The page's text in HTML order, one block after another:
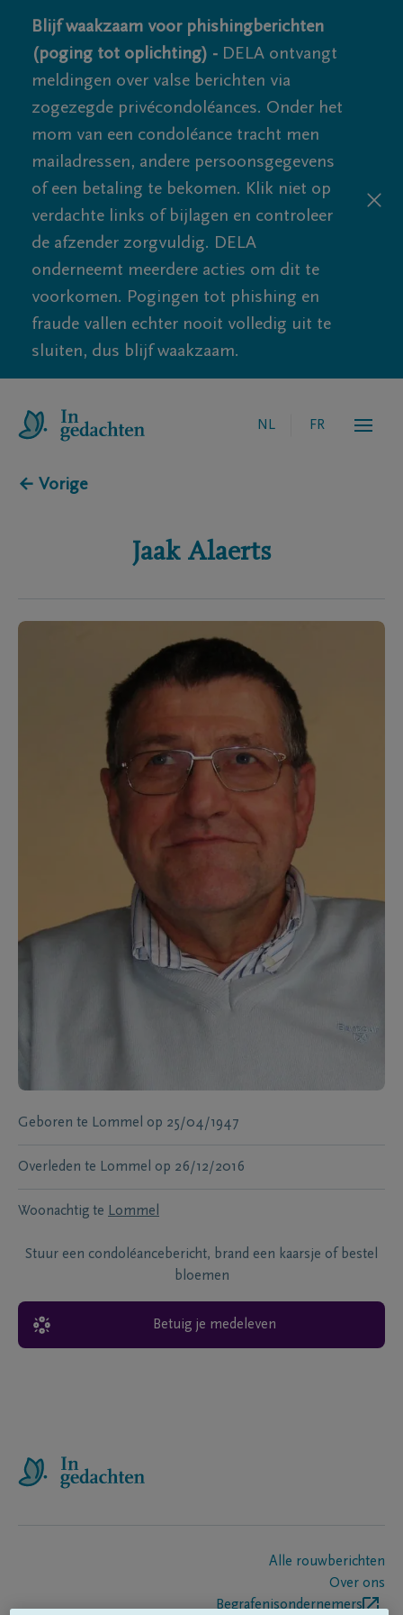
Blijf waakzaam voor phishingberichten
(poging tot oplichting) - DELA ontvangt
meldingen over valse berichten via
zogezegde privécondoléances. Onder het
mom van een condoléance tracht men
mailadressen, andere persoonsgegevens
of een betaling te bekomen. Klik niet op
verdachte links of bijlagen en controleer
de afzender zorgvuldig. DELA
onderneemt meerdere acties om dit te
voorkomen. Pogingen tot phishing en
fraude vallen echter nooit volledig uit te
sluiten, dus blijf waakzaam.
NL FR
← Vorige
Jaak Alaerts
Geboren te Lommel op 25/04/1947
Overleden te Lommel op 26/12/2016
Woonachtig te Lommel
Stuur een condoléancebericht, brand een kaarsje of bestel
bloemen
Betuig je medeleven
Alle rouwberichten
Over ons
Begrafenisondernemers